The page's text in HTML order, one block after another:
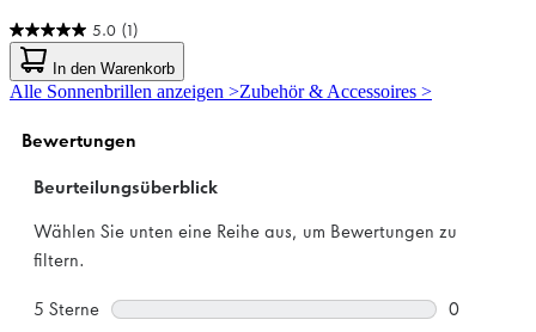
5.0 (1)
5.0
von
5
Sternen.
Bewertung
In den Warenkorb
Alle Sonnenbrillen anzeigen >Zubehör & Accessoires >